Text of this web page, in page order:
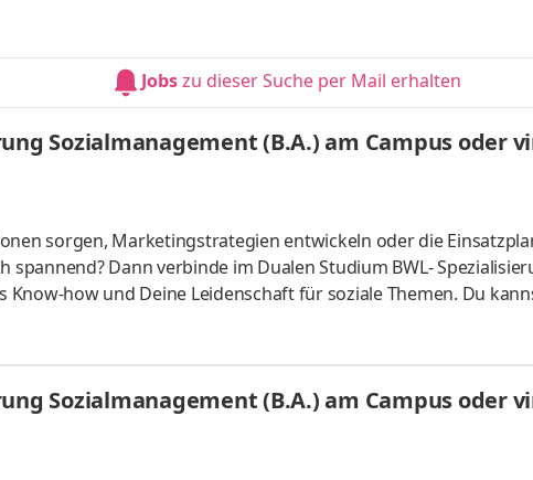
vor Ort oder ganz flexibel virtuell. Deine Praxisphasen
Aufgaben Du kannst Dein Studium ohne Numerus clausus oder
staatlich anerkanntes Bachelorstudium mit praxisnahen
Jobszu dieser Suche per Mail erhalten
Sozialmanagement (B.A.) am Campus oder
sorgen, Marketingstrategien entwickeln oder die
Dann verbinde im Dualen Studium BWL-
how und Deine Leidenschaft für soziale Themen. Du
vor Ort oder ganz flexibel virtuell. Deine Praxisphasen
Aufgaben Du kannst Dein Studium ohne Numerus clausus oder
staatlich anerkanntes Bachelorstudium mit praxisnahen
sindSozialmanagement (B.A.) am Campus oder